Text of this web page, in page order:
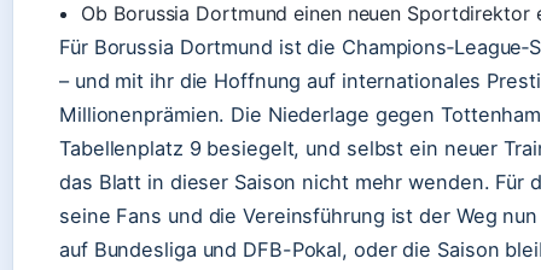
Ob Borussia Dortmund einen neuen Sportdirektor
Für Borussia Dortmund ist die
– und mit ihr die Hoffnung auf internationales
Millionenprämien. Die Niederlage gegen
Tabellenplatz 9 besiegelt, und selbst ein neuer
das Blatt in dieser Saison nicht mehr wenden. Für
seine Fans und die Vereinsführung ist der Weg
auf Bundesliga und DFB-Pokal, oder die Saison